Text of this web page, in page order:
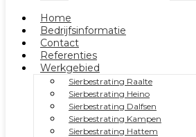
Home
Bedrijfsinformatie
Contact
Referenties
Werkgebied
Sierbestrating Raalte
Sierbestrating Heino
Sierbestrating Dalfsen
Sierbestrating Kampen
Sierbestrating Hattem